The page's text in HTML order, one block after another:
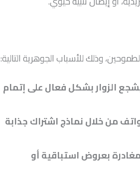
وذلك للأسباب الجوهرية التالية:
الزوار بشكل فعال على إتمام
من خلال نماذج اشتراك جذابة
بعروض استباقية أو